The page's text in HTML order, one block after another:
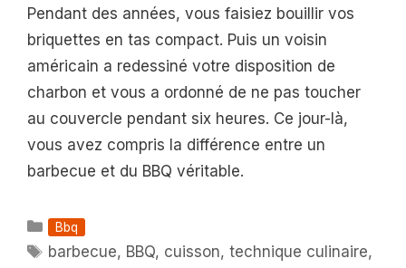
Pendant des années, vous faisiez bouillir vos
briquettes en tas compact. Puis un voisin
américain a redessiné votre disposition de
charbon et vous a ordonné de ne pas toucher
au couvercle pendant six heures. Ce jour-là,
vous avez compris la différence entre un
barbecue et du BBQ véritable.
Catégories
Bbq
Étiquettes
barbecue, BBQ, cuisson,technique culinaire,